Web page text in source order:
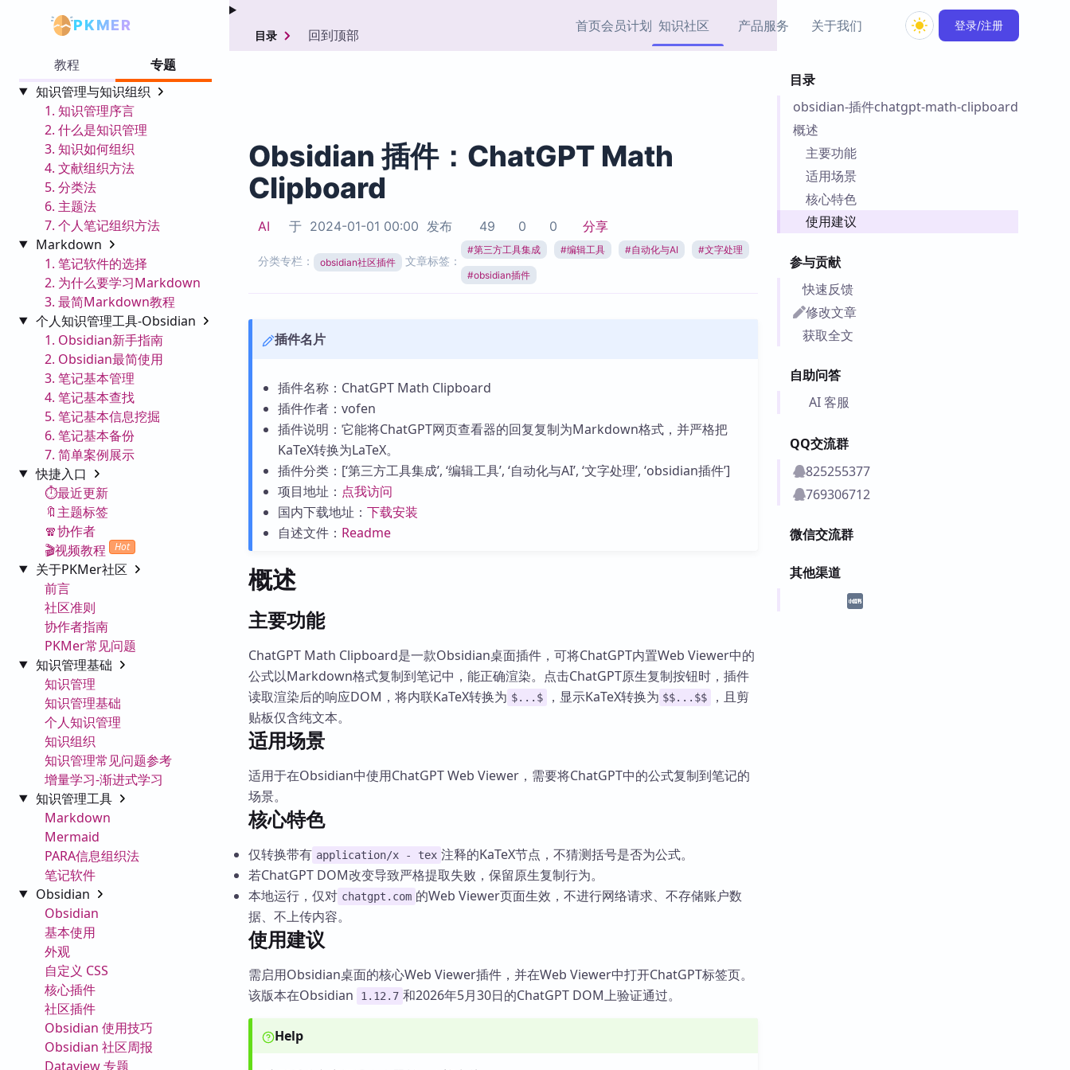
PKMER 首页会员计划 知识社区
协作者
Zotero 专题
Obsidian 专题
产品服务
Zotero 插件
Zotero 插件资源与加速
挂件集市
Obsidian 教程
关于我们 登录/注册
教程
专题
知识管理与知识组织
1. 知识管理序言
2. 什么是知识管理
3. 知识如何组织
4. 文献组织方法
5. 分类法
6. 主题法
7. 个人笔记组织方法
Markdown
1. 笔记软件的选择
2. 为什么要学习Markdown
3. 最简Markdown教程
个人知识管理工具-Obsidian
1. Obsidian新手指南
2. Obsidian最简使用
3. 笔记基本管理
4. 笔记基本查找
5. 笔记基本信息挖掘
6. 笔记基本备份
7. 简单案例展示
快捷入口
⏱️最近更新
🔖主题标签
🧣协作者
🎬视频教程
Hot
关于PKMer社区
前言
社区准则
协作者指南
PKMer常见问题
知识管理基础
知识管理
知识管理基础
个人知识管理
知识组织
知识管理常见问题参考
增量学习-渐进式学习
知识管理工具
Markdown
Mermaid
PARA信息组织法
笔记软件
Obsidian
Obsidian
基本使用
外观
自定义 CSS
核心插件
社区插件
Obsidian 使用技巧
Obsidian 社区周报
Dataview 专题
目录
obsidian-插件chatgpt-math-clipboard
概述
主要功能
适用场景
核心特色
使用建议
参与贡献
快速反馈
修改文章
获取全文
自助问答
AI 客服
QQ交流群
825255377
769306712
微信交流群
其他渠道
目录 回到顶部
Obsidian 插件：ChatGPT Math
Clipboard
AI 于 2024-01-01 00:00 发布 49 0 0 分享
分类专栏： obsidian社区插件 文章标签：
#第三方工具集成 #编辑工具 #自动化与AI #文字处理
#obsidian插件
插件名片
插件名称：ChatGPT Math Clipboard
插件作者：vofen
插件说明：它能将ChatGPT网页查看器的回复复制为Markdown格式，并严格把
KaTeX转换为LaTeX。
插件分类：[‘第三方工具集成’, ‘编辑工具’, ‘自动化与AI’, ‘文字处理’, ‘obsidian插件’]
项目地址： 点我访问
国内下载地址： 下载安装
自述文件： Readme
概述
主要功能
ChatGPT Math Clipboard是一款Obsidian桌面插件，可将ChatGPT内置Web Viewer中的
公式以Markdown格式复制到笔记中，能正确渲染。点击ChatGPT原生复制按钮时，插件
读取渲染后的响应DOM，将内联KaTeX转换为 $...$ ，显示KaTeX转换为 $$...$$
，且剪
贴板仅含纯文本。
适用场景
适用于在Obsidian中使用ChatGPT Web Viewer，需要将ChatGPT中的公式复制到笔记的
场景。
核心特色
仅转换带有 application/x - tex 注释的KaTeX节点，不猜测括号是否为公式。
若ChatGPT DOM改变导致严格提取失败，保留原生复制行为。
本地运行，仅对 chatgpt.com 的Web Viewer页面生效，不进行网络请求、不存储账户数
据、不上传内容。
使用建议
需启用Obsidian桌面的核心Web Viewer插件，并在Web Viewer中打开ChatGPT标签页。
该版本在Obsidian
1.12.7 和2026年5月30日的ChatGPT DOM上验证通过。
Help